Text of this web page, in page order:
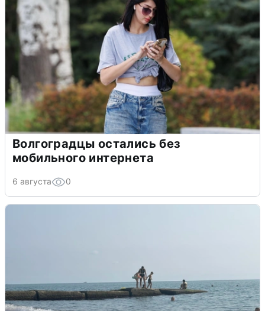
Волгоградцы остались без
мобильного интернета
6 августа 0